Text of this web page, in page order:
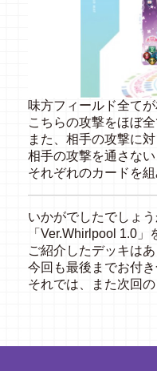
味方フィールド全て
こちらの攻撃をほぼ
また、相手の攻撃に
相手の攻撃を通さな
それぞれのカードを
いかがでしたでしょう
「 Ver.Whirlpool 1.0 」
ご紹介したデッキは
今回も最後までお付
それでは、また次回